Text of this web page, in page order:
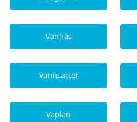
Vännäs
Vannsätter
Vaplan